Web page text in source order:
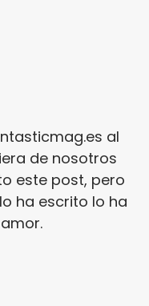
al
de nosotros
este post, pero
ha escrito lo ha